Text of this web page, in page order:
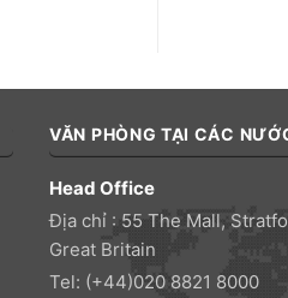
VĂN PHÒNG TẠI CÁC
Head Office
Địa chỉ : 55 The Mall,
Great Britain
Tel: (+44)020 8821 8000